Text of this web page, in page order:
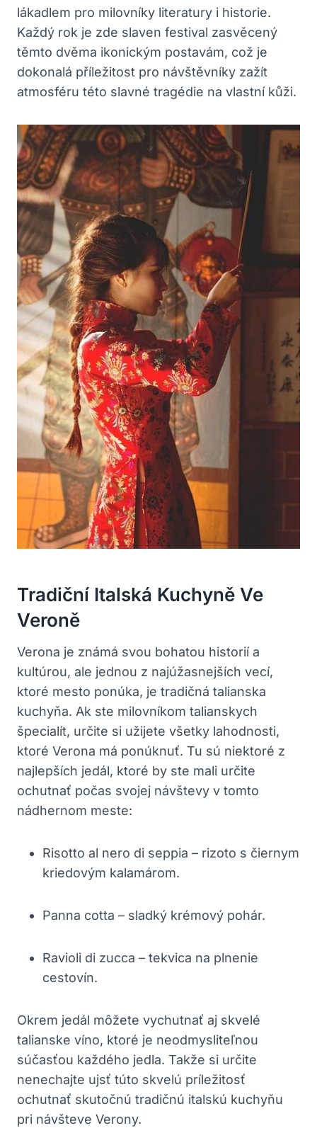
lákadlem pro milovníky literatury i historie.
Každý rok je zde slaven festival zasvěcený
těmto dvěma ikonickým postavám, což je
dokonalá příležitost pro návštěvníky zažít
atmosféru této slavné tragédie na vlastní kůži.
Tradiční Italská Kuchyně Ve
Veroně
Verona je známá svou bohatou historií a
kultúrou, ale jednou z najúžasnejších vecí,
ktoré mesto ponúka, je tradičná talianska
kuchyňa. Ak ste milovníkom talianskych
špecialít, určite si užijete všetky lahodnosti,
ktoré Verona má ponúknuť. Tu sú niektoré z
najlepších jedál, ktoré by ste mali určite
ochutnať počas svojej návštevy v tomto
nádhernom meste:
Risotto al nero di seppia – rizoto s čiernym
kriedovým kalamárom.
Panna cotta – sladký krémový pohár.
Ravioli di zucca – tekvica na plnenie
cestovín.
Okrem jedál môžete vychutnať aj skvelé
talianske víno, ktoré je neodmysliteľnou
súčasťou každého jedla. Takže si určite
nenechajte ujsť túto skvelú príležitosť
ochutnať skutočnú tradičnú italskú kuchyňu
pri návšteve Verony.